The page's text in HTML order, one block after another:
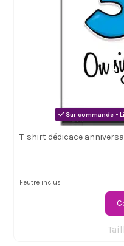
Sur commande -
T-shirt dédicace
Feutre inclus